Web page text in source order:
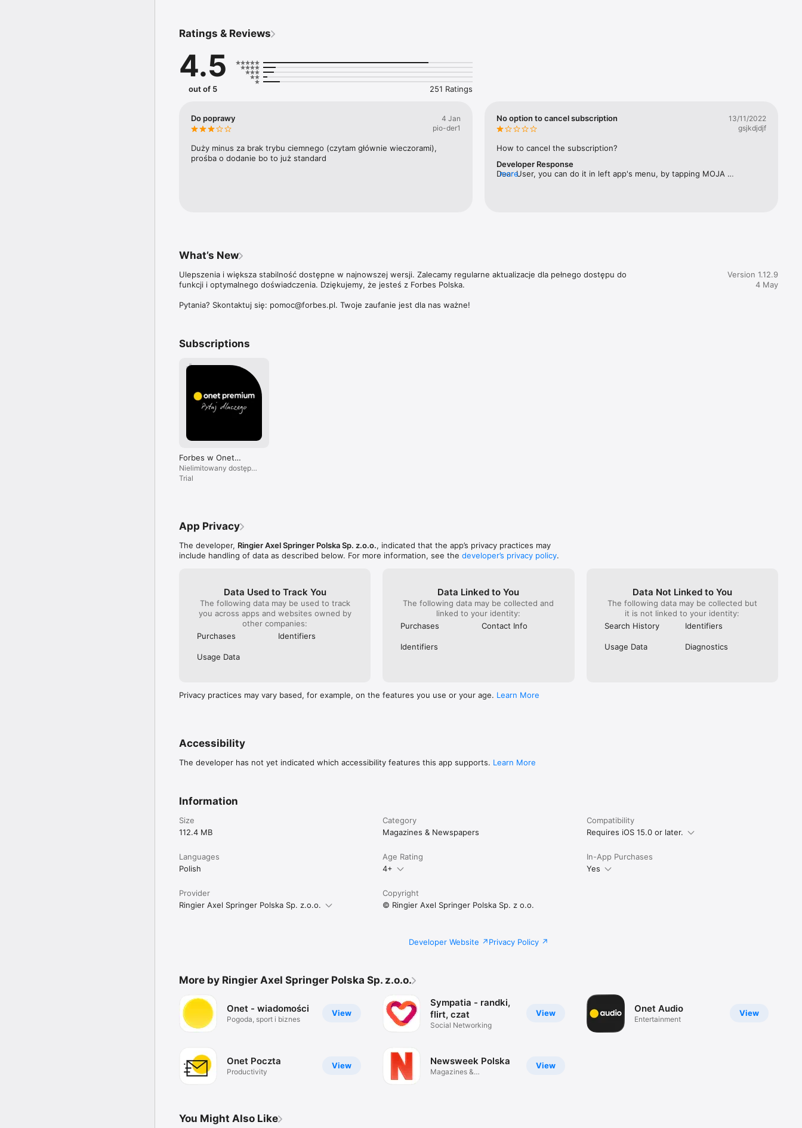
największe nazwiska świata biznesu, ekonomii i finansów.
jak obowiązujące przepisy prawne wpływają na prowadzenie biznesu w Polsce. Obserwujemy światowe
trendy i ich wpływ na rynek pracy w kraju.
Doroczny Ranking 100 najbogatszych Polaków to jedna z flagowych publikacji magazynu. Ale Forbes
trzyma rękę na pulsie nie tylko jeśli chodzi o najbardziej majętnych przedsiębiorców. W corocznym
najbardziej dynamicznie zwiększające swoją wartość.
ale także do wszystkich wydań magazynu Forbes Women.
Więcej szczegółów dotyczących subskrypcji, politykę prywatności oraz zasady użytkowania aplikacji
Ratings & Reviews
4.5
out of 5 251 Ratings
Do poprawy
4 Jan
pio-der1
Duży minus za brak trybu ciemnego (czytam głównie wieczorami),
prośba o dodanie bo to już standard
No option to cancel subscription
13/11/2022
gsjkdjdjf
How to cancel the subscription?
Developer Response
Dear User, you can do it in left app's menu, by tapping MOJA
more
What’s New
Ulepszenia i większa stabilność dostępne w najnowszej wersji. Zalecamy regularne aktualizacje dla pełnego dostępu do
funkcji i optymalnego doświadczenia. Dziękujemy, że jesteś z Forbes Polska.
Pytania? Skontaktuj się: pomoc@forbes.pl. Twoje zaufanie jest dla nas ważne!
Version 1.12.9
4 May
Subscriptions
Forbes w Onet
Premium
Nielimitowany dostęp
do treści i brak reklam.
Trial
App Privacy
The developer, Ringier Axel Springer Polska Sp. z.o.o., indicated that the app’s privacy practices may
include handling of data as described below. For more information, see the developer’s privacy policy.
Data Used to Track You
The following data may be used to track
you across apps and websites owned by
other companies:
Purchases
Identifiers
Usage Data
Data Linked to You
The following data may be collected and
linked to your identity:
Purchases
Contact Info
Identifiers
Data Not Linked to You
The following data may be collected but
it is not linked to your identity:
Search History
Identifiers
Usage Data Diagnostics
Privacy practices may vary based, for example, on the features you use or your age. Learn More
Accessibility
The developer has not yet indicated which accessibility features this app supports. Learn More
Information
Size
112.4 MB
Category
Magazines & Newspapers
Compatibility
Requires iOS 15.0 or later.
Languages
Polish
Age Rating
4+
In-App Purchases
Yes
Provider
Ringier Axel Springer Polska Sp. z.o.o.
Copyright
© Ringier Axel Springer Polska Sp. z o.o.
Developer Website Privacy Policy
More by Ringier Axel Springer Polska Sp. z.o.o.
View
Onet - wiadomości
Pogoda, sport i biznes
View
Onet Poczta
Productivity
View
Sympatia - randki,
flirt, czat
Social Networking
View
Newsweek Polska
Magazines &
View
Onet Audio
Entertainment
You Might Also Like